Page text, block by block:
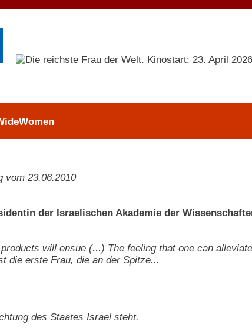
vom 23.06.2010
der Israelischen Akademie der
will ensue (...) The feeling that one can
die erste Frau, die an der Spitze...
des Staates Israel steht.